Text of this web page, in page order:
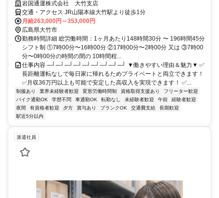
岩国通運株式会社 大竹支店
交通・アクセス JR山陽本線大竹駅より徒歩1分
月給263,000円～353,000円
広島県大竹市
勤務時間詳細 総労働時間：1ヶ月あたり148時間30分 〜 196時間45分
シフト制 ①7時00分〜16時00分 ②17時00分〜2時00分 又は ③7時00
分〜0時00分の時間の間の 10時間程...
仕事内容 ─┘─┘─┘─┘─┘─┘─┘─┘─┘ ▼働きやすい理由＆魅力▼ ✅
長距離運転なしで毎日家に帰れるためプライベートと両立できます！
✅月収36万円以上も可能で安定した高収入を実現できます！ ✅...
制服あり 業界未経験者歓迎 変形労働時間制 資格取得支援あり
フリーター歓迎
バイク通勤OK
学歴不問 車通勤OK 転勤なし 未経験者歓迎 午前
経験者歓迎
夜間
有資格者歓迎 夕方 賞与あり ブランクOK 交通費支給
長期歓迎
駅近5分以内
派遣社員